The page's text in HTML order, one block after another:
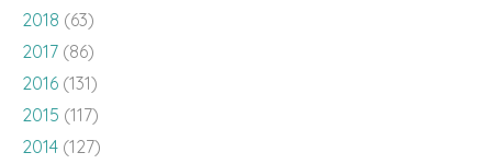
2018 (63)
2017 (86)
2016 (131)
2015 (117)
2014 (127)